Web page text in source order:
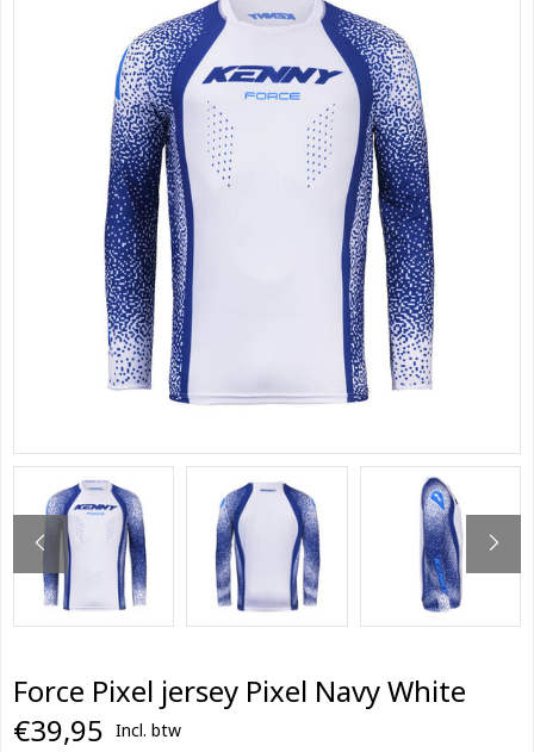
Force Pixel jersey Pixel Navy White
€39,95 Incl. btw